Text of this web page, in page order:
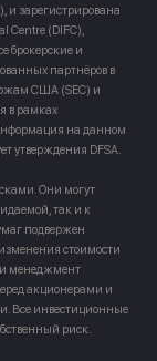
и зарегистрирована
Centre (DIFC),
брокерские и
партнёров в
США (SEC) и
в рамках
на данном
утверждения DFSA.
Они могут
так и к
подвержен
стоимости
и менеджмент
акционерами и
Все инвестиционные
риск.